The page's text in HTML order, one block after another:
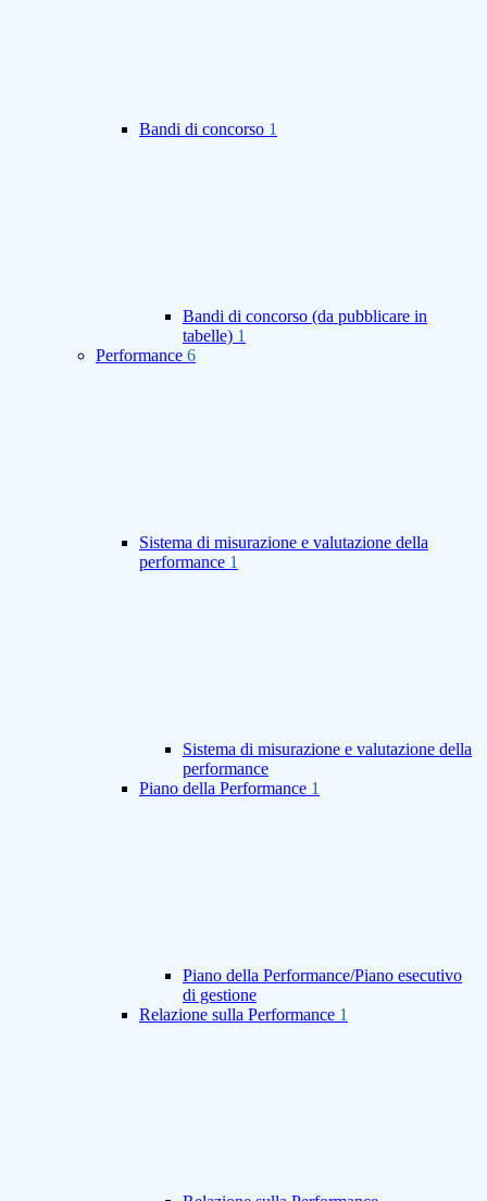
Bandi di concorso 1
Bandi di concorso (da pubblicare in
tabelle) 1
Performance 6
Sistema di misurazione e valutazione della
performance 1
Sistema di misurazione e valutazione della
performance
Piano della Performance 1
Piano della Performance/Piano esecutivo
di gestione
Relazione sulla Performance 1